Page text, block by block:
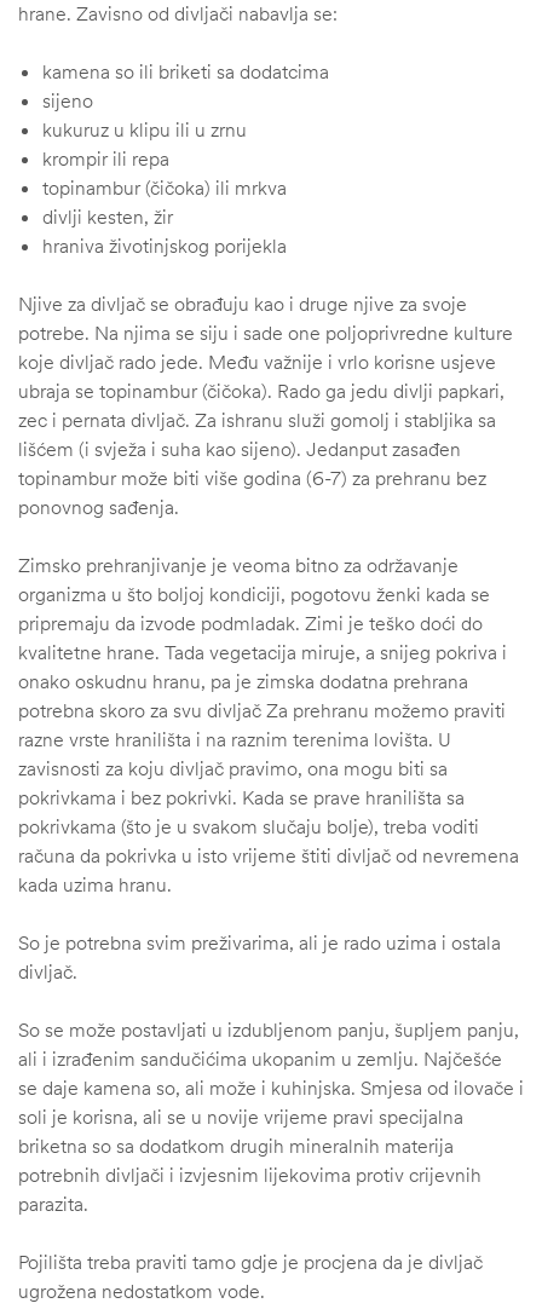
hrane. Zavisno od divljači nabavlja se:
kamena so ili briketi sa dodatcima
sijeno
kukuruz u klipu ili u zrnu
krompir ili repa
topinambur (čičoka) ili mrkva
divlji kesten, žir
hraniva životinjskog porijekla
Njive za divljač se obrađuju kao i druge njive za svoje
potrebe. Na njima se siju i sade one poljoprivredne kulture
koje divljač rado jede. Među važnije i vrlo korisne usjeve
ubraja se topinambur (čičoka). Rado ga jedu divlji papkari,
zec i pernata divljač. Za ishranu služi gomolj i stabljika sa
lišćem (i svježa i suha kao sijeno). Jedanput zasađen
topinambur može biti više godina (6-7) za prehranu bez
ponovnog sađenja.
Zimsko prehranjivanje je veoma bitno za održavanje
organizma u što boljoj kondiciji, pogotovu ženki kada se
pripremaju da izvode podmladak. Zimi je teško doći do
kvalitetne hrane. Tada vegetacija miruje, a snijeg pokriva i
onako oskudnu hranu, pa je zimska dodatna prehrana
potrebna skoro za svu divljač Za prehranu možemo praviti
razne vrste hranilišta i na raznim terenima lovišta. U
zavisnosti za koju divljač pravimo, ona mogu biti sa
pokrivkama i bez pokrivki. Kada se prave hranilišta sa
pokrivkama (što je u svakom slučaju bolje), treba voditi
računa da pokrivka u isto vrijeme štiti divljač od nevremena
kada uzima hranu.
So je potrebna svim preživarima, ali je rado uzima i ostala
divljač.
So se može postavljati u izdubljenom panju, šupljem panju,
ali i izrađenim sandučićima ukopanim u zemlju. Najčešće
se daje kamena so, ali može i kuhinjska. Smjesa od ilovače i
soli je korisna, ali se u novije vrijeme pravi specijalna
briketna so sa dodatkom drugih mineralnih materija
potrebnih divljači i izvjesnim lijekovima protiv crijevnih
parazita.
Pojilišta treba praviti tamo gdje je procjena da je divljač
ugrožena nedostatkom vode.